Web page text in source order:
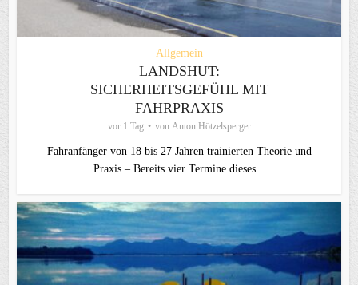
Allgemein
LANDSHUT:
SICHERHEITSGEFÜHL MIT
FAHRPRAXIS
vor 1 Tag von Anton Hötzelsperger
Fahranfänger von 18 bis 27 Jahren trainierten Theorie und
Praxis – Bereits vier Termine dieses...